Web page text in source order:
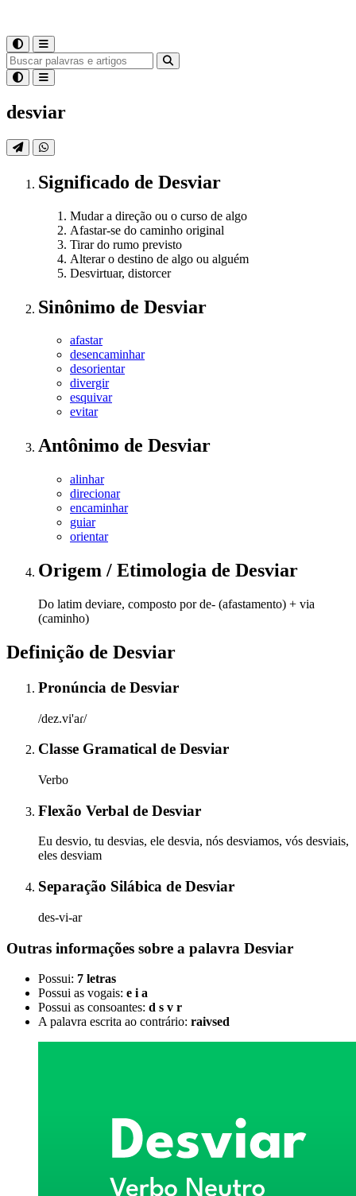
desviar
Significado de Desviar
Mudar a direção ou o curso de algo
Afastar-se do caminho original
Tirar do rumo previsto
Alterar o destino de algo ou alguém
Desvirtuar, distorcer
Sinônimo de Desviar
afastar
desencaminhar
desorientar
divergir
esquivar
evitar
Antônimo de Desviar
alinhar
direcionar
encaminhar
guiar
orientar
Origem / Etimologia de Desviar
Do latim deviare, composto por de- (afastamento) + via
(caminho)
Definição de Desviar
Pronúncia de Desviar
/dez.vi'aɾ/
Classe Gramatical de Desviar
Verbo
Flexão Verbal de Desviar
Eu desvio, tu desvias, ele desvia, nós desviamos, vós desviais,
eles desviam
Separação Silábica de Desviar
des-vi-ar
Outras informações sobre a palavra Desviar
Possui: 7 letras
Possui as vogais: e i a
Possui as consoantes: d s v r
A palavra escrita ao contrário: raivsed